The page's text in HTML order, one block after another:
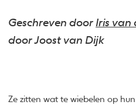
Geschreven door Iris van
door Joost van Dijk
Ze zitten wat te wiebelen op